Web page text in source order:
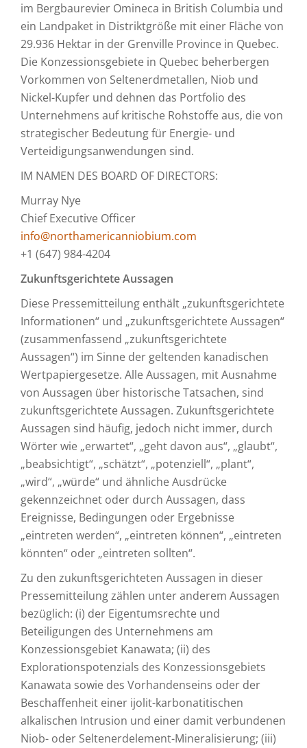
im Bergbaurevier Omineca in British Columbia und
ein Landpaket in Distriktgröße mit einer Fläche von
29.936 Hektar in der Grenville Province in Quebec.
Die Konzessionsgebiete in Quebec beherbergen
Vorkommen von Seltenerdmetallen, Niob und
Nickel-Kupfer und dehnen das Portfolio des
Unternehmens auf kritische Rohstoffe aus, die von
strategischer Bedeutung für Energie- und
Verteidigungsanwendungen sind.
IM NAMEN DES BOARD OF DIRECTORS:
Murray Nye
Chief Executive Officer
info@northamericanniobium.com
+1 (647) 984-4204
Zukunftsgerichtete Aussagen
Diese Pressemitteilung enthält „zukunftsgerichtete
Informationen“ und „zukunftsgerichtete Aussagen“
(zusammenfassend „zukunftsgerichtete
Aussagen“) im Sinne der geltenden kanadischen
Wertpapiergesetze. Alle Aussagen, mit Ausnahme
von Aussagen über historische Tatsachen, sind
zukunftsgerichtete Aussagen. Zukunftsgerichtete
Aussagen sind häufig, jedoch nicht immer, durch
Wörter wie „erwartet“, „geht davon aus“, „glaubt“,
„beabsichtigt“, „schätzt“, „potenziell“, „plant“,
„wird“, „würde“ und ähnliche Ausdrücke
gekennzeichnet oder durch Aussagen, dass
Ereignisse, Bedingungen oder Ergebnisse
„eintreten werden“, „eintreten können“, „eintreten
könnten“ oder „eintreten sollten“.
Zu den zukunftsgerichteten Aussagen in dieser
Pressemitteilung zählen unter anderem Aussagen
bezüglich: (i) der Eigentumsrechte und
Beteiligungen des Unternehmens am
Konzessionsgebiet Kanawata; (ii) des
Explorationspotenzials des Konzessionsgebiets
Kanawata sowie des Vorhandenseins oder der
Beschaffenheit einer ijolit-karbonatitischen
alkalischen Intrusion und einer damit verbundenen
Niob- oder Seltenerdelement-Mineralisierung; (iii)